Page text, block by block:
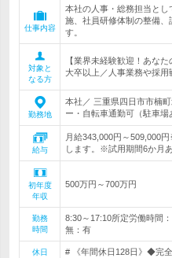
仕事内容
本社の人事・総務担当と
施、社員研修体制の整備、
す。
対象と
なる方
【業界未経験歓迎！あな
大卒以上／人事業務や採
勤務地
本社／ 三重県四日市市楠
ー・自転車通勤可（駐車場
給与
月給343,000円～509,000
します。※試用期間6か月
初年度
年収
500万円～700万円
勤務
時間
8:30～17:10所定労働時間
無：有
休日
# 《年間休日128日》◆完